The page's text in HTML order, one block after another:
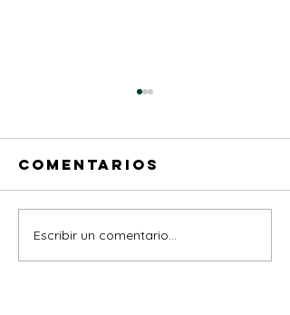
ÚLTIMA DE
MARZO
Comentarios
Escribir un comentario...